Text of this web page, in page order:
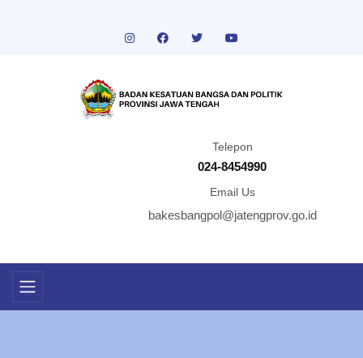
Telepon
024-8454990
Email Us
bakesbangpol@jatengprov.go.id